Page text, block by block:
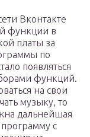
Вконтакте
функции в
платы за
по
появляться
функций.
на свои
музыку, то
дальнейшая
программу с